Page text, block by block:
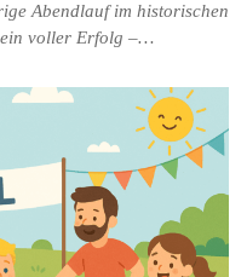
Abendlauf im historischen
ein voller Erfolg –…